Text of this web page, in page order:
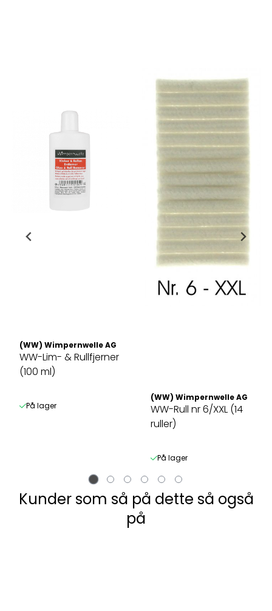
(WW) Wimpernwelle AG
WW-Lim- & Rullfjerner
(100 ml)
På lager
(WW) Wimpernwelle AG
WW-Rull nr 6/XXL (14
ruller)
På lager
Kunder som så på dette så også
på